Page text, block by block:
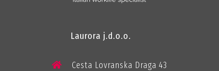
Laurora j.d.o.o.
Cesta Lovranska Draga 43